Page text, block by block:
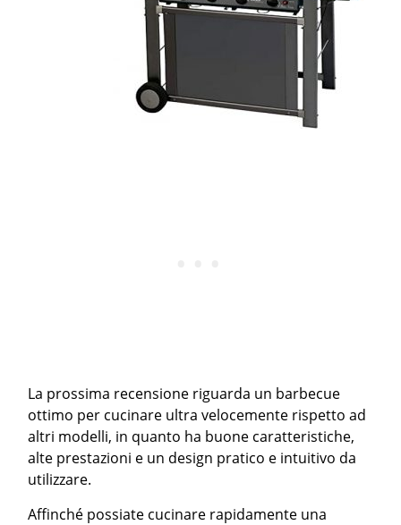
La prossima recensione riguarda un barbecue
ottimo per cucinare ultra velocemente rispetto ad
altri modelli, in quanto ha buone caratteristiche,
alte prestazioni e un design pratico e intuitivo da
utilizzare.
Affinché possiate cucinare rapidamente una